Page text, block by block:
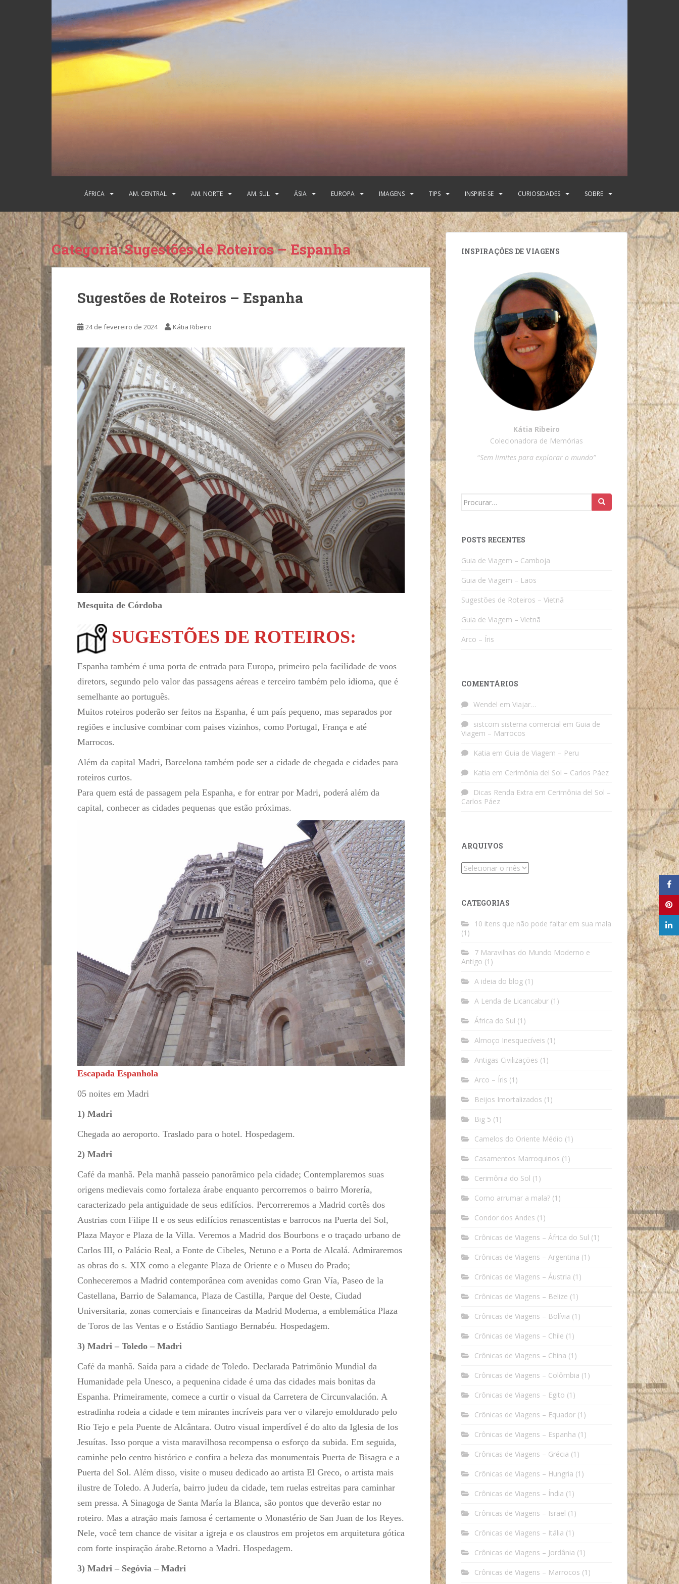
ÁFRICA AM. CENTRAL AM. NORTE AM. SUL ÁSIA EUROPA IMAGENS TIPS INSPIRE-SE CURIOSIDADES SOBRE
Categoria:Sugestões de Roteiros – Espanha
Sugestões de Roteiros – Espanha
24 de fevereiro de 2024 Kátia Ribeiro
Mesquita de Córdoba
SUGESTÕES DE ROTEIROS:
Espanha também é uma porta de entrada para Europa, primeiro pela facilidade de voos
diretors, segundo pelo valor das passagens aéreas e terceiro também pelo idioma, que é
semelhante ao português.
Muitos roteiros poderão ser feitos na Espanha, é um país pequeno, mas separados por
regiões e inclusive combinar com paises vizinhos, como Portugal, França e até
Marrocos.
Além da capital Madri, Barcelona também pode ser a cidade de chegada e cidades para
roteiros curtos.
Para quem está de passagem pela Espanha, e for entrar por Madri, poderá além da
capital, conhecer as cidades pequenas que estão próximas.
Escapada Espanhola
05 noites em Madri
1) Madri
Chegada ao aeroporto. Traslado para o hotel. Hospedagem.
2) Madri
Café da manhã. Pela manhã passeio panorâmico pela cidade; Contemplaremos suas
origens medievais como fortaleza árabe enquanto percorremos o bairro Morería,
caracterizado pela antiguidade de seus edifícios. Percorreremos a Madrid cortês dos
Austrias com Filipe II e os seus edifícios renascentistas e barrocos na Puerta del Sol,
Plaza Mayor e Plaza de la Villa. Veremos a Madrid dos Bourbons e o traçado urbano de
Carlos III, o Palácio Real, a Fonte de Cibeles, Netuno e a Porta de Alcalá. Admiraremos
as obras do s. XIX como a elegante Plaza de Oriente e o Museu do Prado;
Conheceremos a Madrid contemporânea com avenidas como Gran Vía, Paseo de la
Castellana, Barrio de Salamanca, Plaza de Castilla, Parque del Oeste, Ciudad
Universitaria, zonas comerciais e financeiras da Madrid Moderna, a emblemática Plaza
de Toros de las Ventas e o Estádio Santiago Bernabéu. Hospedagem.
3) Madri – Toledo – Madri
Café da manhã. Saída para a cidade de Toledo. Declarada Patrimônio Mundial da
Humanidade pela Unesco, a pequenina cidade é uma das cidades mais bonitas da
Espanha. Primeiramente, comece a curtir o visual da Carretera de Circunvalación. A
estradinha rodeia a cidade e tem mirantes incríveis para ver o vilarejo emoldurado pelo
Rio Tejo e pela Puente de Alcântara. Outro visual imperdível é do alto da Iglesia de los
Jesuítas. Isso porque a vista maravilhosa recompensa o esforço da subida. Em seguida,
caminhe pelo centro histórico e confira a beleza das monumentais Puerta de Bisagra e a
Puerta del Sol. Além disso, visite o museu dedicado ao artista El Greco, o artista mais
ilustre de Toledo. A Judería, bairro judeu da cidade, tem ruelas estreitas para caminhar
sem pressa. A Sinagoga de Santa María la Blanca, são pontos que deverão estar no
roteiro. Mas a atração mais famosa é certamente o Monastério de San Juan de los Reyes.
Nele, você tem chance de visitar a igreja e os claustros em projetos em arquitetura gótica
com forte inspiração árabe.Retorno a Madri. Hospedagem.
3) Madri – Segóvia – Madri
INSPIRAÇÕES DE VIAGENS
Kátia Ribeiro
Colecionadora de Memórias
“Sem limites para explorar o mundo”
Search
POSTS RECENTES
Guia de Viagem – Camboja
Guia de Viagem – Laos
Sugestões de Roteiros – Vietnã
Guia de Viagem – Vietnã
Arco – Íris
COMENTÁRIOS
Wendel em Viajar…
sistcom sistema comercial em Guia de
Viagem – Marrocos
Katia em Guia de Viagem – Peru
Katia em Cerimônia del Sol – Carlos Páez
Dicas Renda Extra em Cerimônia del Sol –
Carlos Páez
ARQUIVOS
Arquivos
CATEGORIAS
10 itens que não pode faltar em sua mala
(1)
7 Maravilhas do Mundo Moderno e
Antigo (1)
A ideia do blog (1)
A Lenda de Licancabur (1)
África do Sul (1)
Almoço Inesquecíveis (1)
Antigas Civilizações (1)
Arco – Íris (1)
Beijos Imortalizados (1)
Big 5 (1)
Camelos do Oriente Médio (1)
Casamentos Marroquinos (1)
Cerimônia do Sol (1)
Como arrumar a mala? (1)
Condor dos Andes (1)
Crônicas de Viagens – África do Sul (1)
Crônicas de Viagens – Argentina (1)
Crônicas de Viagens – Áustria (1)
Crônicas de Viagens – Belize (1)
Crônicas de Viagens – Bolívia (1)
Crônicas de Viagens – Chile (1)
Crônicas de Viagens – China (1)
Crônicas de Viagens – Colômbia (1)
Crônicas de Viagens – Egito (1)
Crônicas de Viagens – Equador (1)
Crônicas de Viagens – Espanha (1)
Crônicas de Viagens – Grécia (1)
Crônicas de Viagens – Hungria (1)
Crônicas de Viagens – Índia (1)
Crônicas de Viagens – Israel (1)
Crônicas de Viagens – Itália (1)
Crônicas de Viagens – Jordânia (1)
Crônicas de Viagens – Marrocos (1)